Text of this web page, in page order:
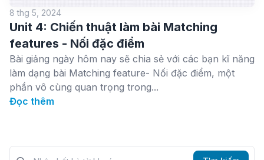
8 thg 5, 2024
Unit 4: Chiến thuật làm bài Matching
features - Nối đặc điểm
Bài giảng ngày hôm nay sẽ chia sẻ với các bạn kĩ năng
làm dạng bài Matching feature- Nối đặc điểm, một
phần vô cùng quan trọng trong...
Đọc thêm
Tìm kiếm?>